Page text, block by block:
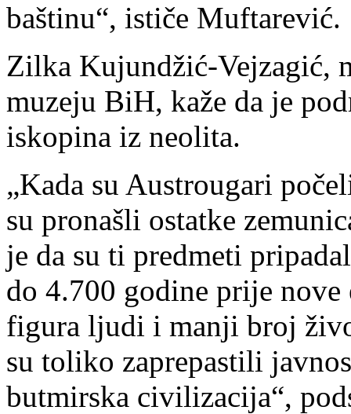
baštinu“, ističe Muftarević.
Zilka Kujundžić-Vejzagić,
muzeju BiH, kaže da je
iskopina iz neolita.
„Kada su Austrougari
su pronašli ostatke
je da su ti predmeti
do 4.700 godine prije nove
figura ljudi i manji broj
su toliko zaprepastili
butmirska civilizacija“,